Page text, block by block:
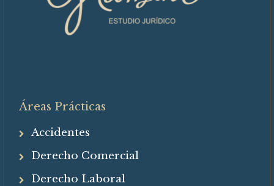
Áreas Prácticas
Accidentes
Derecho Comercial
Derecho Laboral